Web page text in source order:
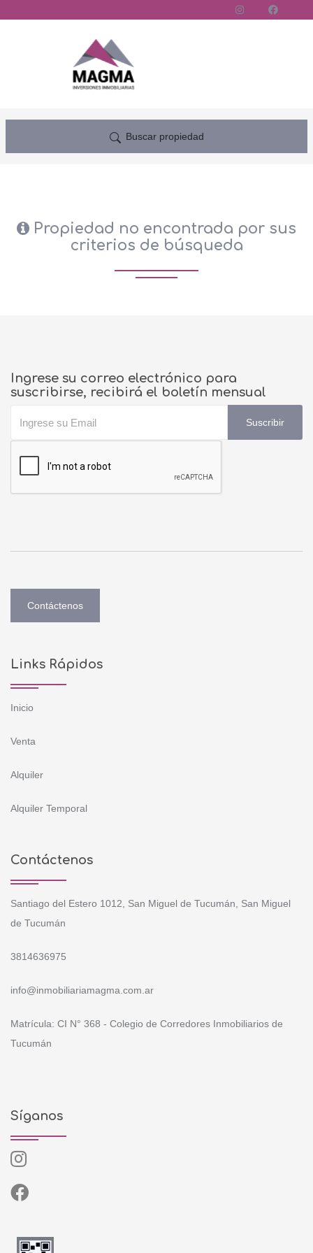
Buscar propiedad
Propiedad no encontrada por sus
criterios de búsqueda
Ingrese su correo electrónico para
suscribirse, recibirá el boletín mensual
Suscribir
Contáctenos
Links Rápidos
Inicio
Venta
Alquiler
Alquiler Temporal
Contáctenos
Santiago del Estero 1012, San Miguel de Tucumán, San Miguel
de Tucumán
3814636975
info@inmobiliariamagma.com.ar
Matrícula: CI N° 368 - Colegio de Corredores Inmobiliarios de
Tucumán
Síganos